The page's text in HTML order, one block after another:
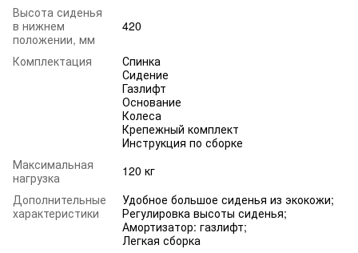
Высота сиденья
в нижнем
положении, мм
420
Комплектация
Спинка
Сидение
Газлифт
Основание
Колеса
Крепежный комплект
Инструкция по сборке
Максимальная
нагрузка
120 кг
Дополнительные
характеристики
Удобное большое сиденья из экокожи;
Регулировка высоты сиденья;
Амортизатор: газлифт;
Легкая сборка